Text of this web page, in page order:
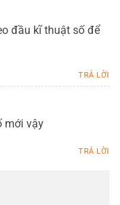
đầu kĩ thuật số để
TRẢ LỜI
mới vậy
TRẢ LỜI